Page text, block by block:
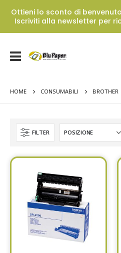
Ottieni lo sconto di
Iscriviti alla newsletter per
Toggle
HOME CONSUMABILI BROTHER
FILTER